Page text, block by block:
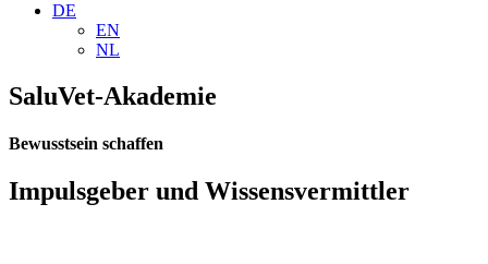
DE
EN
NL
SaluVet-Akademie
Bewusstsein schaffen
Impulsgeber und Wissensvermittler